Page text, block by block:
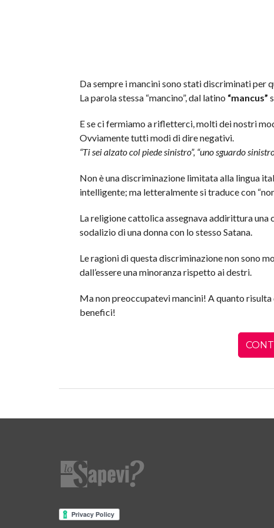
Da sempre i mancini sono stati discriminati per
La parola stessa “mancino”, dal latino “mancus”
E se ci fermiamo a rifletterci, molti dei nostri
Ovviamente tutti modi di dire negativi.
“Ti sei alzato col piede sinistro”, “uno sguardo
Non è una discriminazione limitata alla lingua
intelligente; ma letteralmente si traduce con
La religione cattolica assegnava addirittura una
sodalizio di una donna con lo stesso Satana.
Le ragioni di questa discriminazione non sono
dall’essere una minoranza rispetto ai destri.
Ma non preoccupatevi mancini! A quanto risulta
benefici!